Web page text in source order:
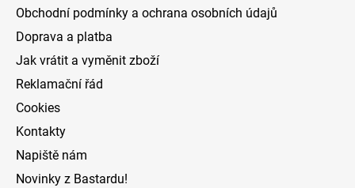
c
Obchodní podmínky a ochrana osobních údajů
Doprava a platba
Jak vrátit a vyměnit zboží
Reklamační řád
Cookies
Kontakty
Napiště nám
Novinky z Bastardu!